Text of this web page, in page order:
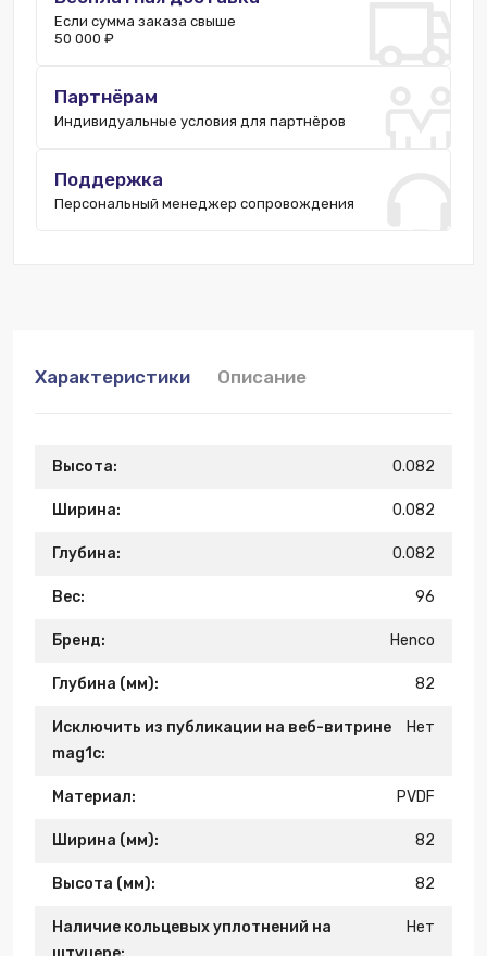
Если сумма заказа свыше
50 000 ₽
Партнёрам
Индивидуальные условия для партнёров
Поддержка
Персональный менеджер сопровождения
Характеристики Описание
Высота: 0.082
Ширина: 0.082
Глубина: 0.082
Вес: 96
Бренд: Henco
Глубина (мм): 82
Исключить из публикации на веб-витрине
mag1c:
Нет
Материал: PVDF
Ширина (мм): 82
Высота (мм): 82
Наличие кольцевых уплотнений на
Нет